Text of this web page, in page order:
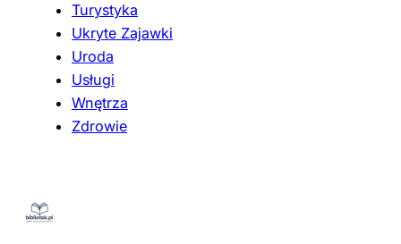
Turystyka
Ukryte Zajawki
Uroda
Usługi
Wnętrza
Zdrowie